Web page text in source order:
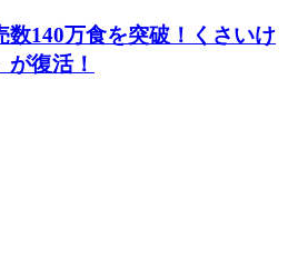
数140万食を突破！くさいけ
復活！